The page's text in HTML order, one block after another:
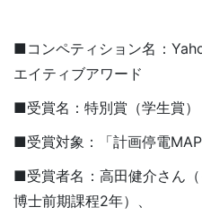
■コンペティション名：
エイティブアワード
■受賞名：特別賞（学生賞）
■受賞対象：「計画停電
■受賞者名：高田健介さん
博士前期課程2年）、